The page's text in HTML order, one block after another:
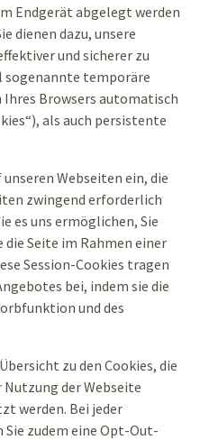
Endgerät abgelegt werden
dienen dazu, unsere
und sicherer zu
sogenannte temporäre
Ihres Browsers automatisch
als auch persistente
Webseiten ein, die
zwingend erforderlich
es uns ermöglichen, Sie
die Seite im Rahmen einer
Session-Cookies tragen
bei, indem sie die
und des
zu den Cookies, die
der Webseite
werden. Bei jeder
Sie zudem eine Opt-Out-